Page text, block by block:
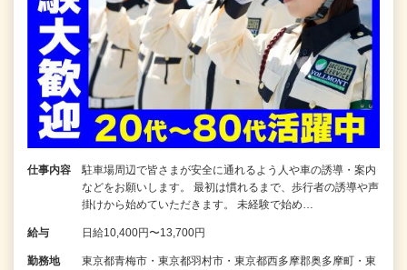
仕事内容
駐車場周辺で皆さまが安全に通れるよう人や車の誘導・案内
などをお願いします。 最初は慣れるまで、歩行者の誘導や声
掛けから始めていただきます。 未経験で始め…
給与 日給10,400円〜13,700円
勤務地
東京都青梅市・東京都羽村市・東京都西多摩郡奥多摩町・東